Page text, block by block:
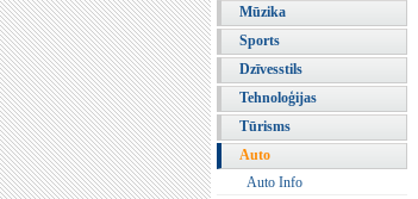
Mūzika
Sports
Dzīvesstils
Tehnoloģijas
Tūrisms
Auto
Auto Info